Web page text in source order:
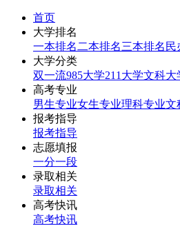
首页
大学排名
一本排名 二本排名三本排名 民
大学分类
双一流985大学211大学文科大
高考专业
男生专业女生专业理科专业文
报考指导
报考指导
志愿填报
一分一段
录取相关
录取相关
高考快讯
高考快讯